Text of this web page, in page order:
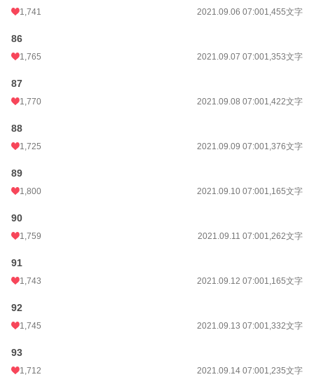
1,741 2021.09.06 07:001,455文字
86
1,765 2021.09.07 07:001,353文字
87
1,770 2021.09.08 07:001,422文字
88
1,725 2021.09.09 07:001,376文字
89
1,800 2021.09.10 07:001,165文字
90
1,759 2021.09.11 07:001,262文字
91
1,743 2021.09.12 07:001,165文字
92
1,745 2021.09.13 07:001,332文字
93
1,712 2021.09.14 07:001,235文字